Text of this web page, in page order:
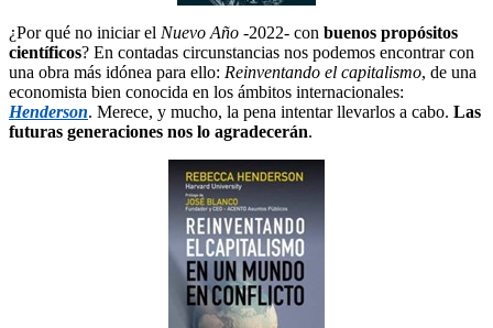
¿Por qué no iniciar el Nuevo Año -2022- con buenos propósitos
científicos? En contadas circunstancias nos podemos encontrar con
una obra más idónea para ello: Reinventando el capitalismo, de una
economista bien conocida en los ámbitos internacionales:
Henderson. Merece, y mucho, la pena intentar llevarlos a cabo. Las
futuras generaciones nos lo agradecerán.